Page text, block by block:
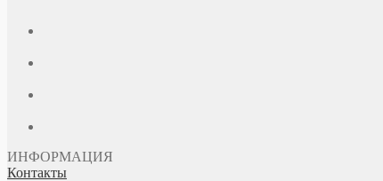
ИНФОРМАЦИЯ
Контакты